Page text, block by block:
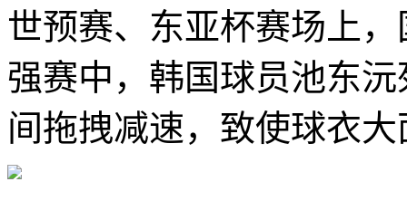
世预赛、东亚杯赛场上
强赛中，韩国球员池东
间拖拽减速，致使球衣